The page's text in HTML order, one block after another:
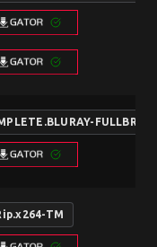
TM